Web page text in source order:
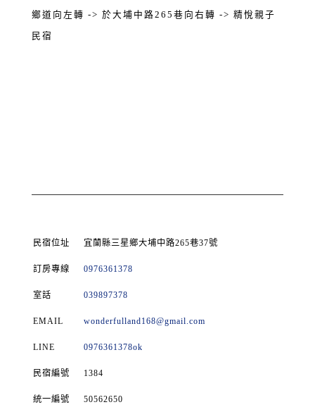
鄉道向左轉 -> 於大埔中路265巷向右轉 -> 精悅親子
民宿
民宿位址 宜蘭縣三星鄉大埔中路265巷37號
訂房專線 0976361378
室話 039897378
EMAIL wonderfulland168@gmail.com
LINE 0976361378ok
民宿編號 1384
統一編號 50562650